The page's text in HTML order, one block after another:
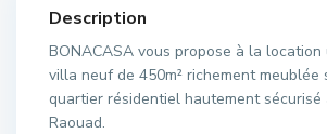
Description
BONACASA vous propose à la location
villa neuf de 450m² richement meublée
quartier résidentiel hautement sécurisé
Raouad.